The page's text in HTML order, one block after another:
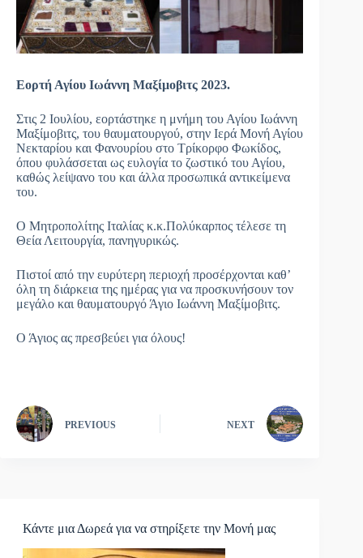
Εορτή Αγίου Ιωάννη Μαξίμοβιτς 2023.
Στις 2 Ιουλίου, εορτάστηκε η μνήμη του Αγίου Ιωάννη
Μαξίμοβιτς, του θαυματουργού, στην Ιερά Μονή Αγίου
Νεκταρίου και Φανουρίου στο Τρίκορφο Φωκίδος,
όπου φυλάσσεται ως ευλογία το ζωστικό του Αγίου,
καθώς λείψανο του και άλλα προσωπικά αντικείμενα
του.
Ο Μητροπολίτης Ιταλίας κ.κ.Πολύκαρπος τέλεσε τη
Θεία Λειτουργία, πανηγυρικώς.
Πιστοί από την ευρύτερη περιοχή προσέρχονται καθ’
όλη τη διάρκεια της ημέρας για να προσκυνήσουν τον
μεγάλο και θαυματουργό Άγιο Ιωάννη Μαξίμοβιτς.
Ο Άγιος ας πρεσβεύει για όλους!
PREVIOUS NEXT
Κάντε μια Δωρεά για να στηρίξετε την Μονή μας